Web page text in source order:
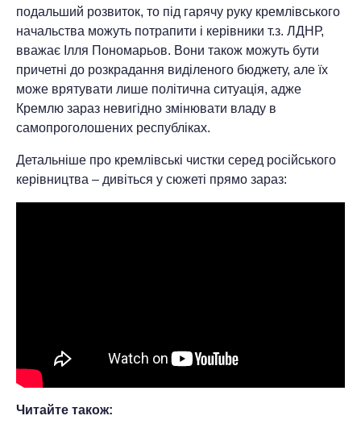
подальший розвиток, то під гарячу руку кремлівського
начальства можуть потрапити і керівники т.з. ЛДНР,
вважає Ілля Пономарьов. Вони також можуть бути
причетні до розкрадання виділеного бюджету, але їх
може врятувати лише політична ситуація, адже
Кремлю зараз невигідно змінювати владу в
самопроголошених республіках.
Детальніше про кремлівські чистки серед російського
керівництва – дивіться у сюжеті прямо зараз:
Читайте також: